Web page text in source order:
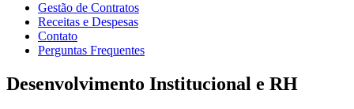
Gestão de Contratos
Receitas e Despesas
Contato
Perguntas Frequentes
Desenvolvimento Institucional e RH